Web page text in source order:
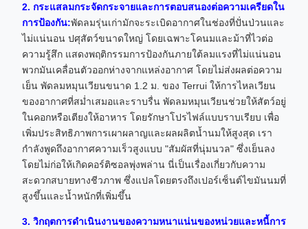
2. กระแสลมกระจัดกระจายและการตอบสนองต่อความเครียดใน
การป้องกัน:พัดลมรุ่นเก่ามักจะระเบิดอากาศในช่องที่ปั่นป่วนและ
ไม่แน่นอน ปศุสัตว์ขนาดใหญ่ โดยเฉพาะโคนมและม้าที่ไวต่อ
ความรู้สึก แสดงพฤติกรรมการป้องกันภายใต้ลมแรงที่ไม่แน่นอน
พวกมันเคลื่อนตัวออกห่างจากแหล่งอากาศ โดยไม่ส่งผลต่อความ
เย็น พัดลมหมุนเวียนขนาด 1.2 ม. ของ Terrui ให้การไหลเวียน
ของอากาศที่สม่ำเสมอและราบรื่น พัดลมหมุนเวียนช่วยให้สัตว์อยู่
ในคอกหรือเตียงให้อาหาร โดยรักษาโปรไฟล์แบบราบเรียบ เพื่อ
เพิ่มประสิทธิภาพการเผาผลาญและผลผลิตน้ำนมให้สูงสุด เรา
กำลังพูดถึงอากาศความเร็วสูงแบบ "สัมผัสที่นุ่มนวล" ซึ่งเย็นลง
โดยไม่ก่อให้เกิดคอร์ติซอลพุ่งพล่าน นี่เป็นเรื่องเกี่ยวกับความ
สะดวกสบายทางชีวภาพ ซึ่งแปลโดยตรงถึงเปอร์เซ็นต์ไขมันนมที่
สูงขึ้นและน้ำหนักที่เพิ่มขึ้น
3. วิกฤตการดำเนินงานของความหนาแน่นของหน่วยและหนี้การ